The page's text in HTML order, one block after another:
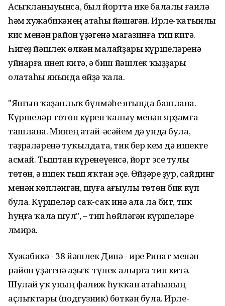
Асыҡланыуынса, был йортта ике балалы ғаилә
һәм хужабикәнең атаһы йәшәгән. Ирле-ҡатынлы
кис менән район үҙәгенә магазинға тип китә.
Һигеҙ йәшлек өлкән малайҙары күршеләренә
уйнарға инеп китә, ә биш йәшлек ҡыҙҙары
олатаһы янында өйҙә ҡала.
"Янғын ҡаҙанлыҡ бүлмәһе яғында башлана.
Күршеләр төтөн күреп ҡалыу менән ярҙамға
ташлана. Минең атай-әсәйем дә унда була,
тәҙрәләренә туҡылдата, тик бер кем дә ишекте
асмай. Тыштан күренеүенсә, йорт эсе тулы
төтөн, ә ишек тыш яҡтан эҫе. Өйҙәре ҙур, сайдинг
менән көпләнгән, шуға ағыулы төтөн бик күп
була. Күршеләр саҡ-саҡ инә ала ла бит, тик
һуңға ҡала шул", – тип һөйләгән күршеләре
Әлмира.
Хужабикә - 38 йәшлек Динә - ире Ринат менән
район үҙәгенә аҙыҡ-түлек алырға тип китә.
Шулай уҡ уның фалиж һуҡҡан атаһының
аҫлыҡтары (подгузник) бөткән була. Ирле-